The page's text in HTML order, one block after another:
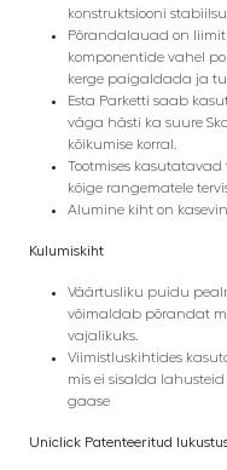
konstruktsiooni
Põrandalauad on
komponentide vahel
kerge paigaldada ja
Esta Parketti saab
väga hästi ka suure
kõikumise korral.
Tootmises
kõige rangematele
Alumine kiht on
Kulumiskiht
Väärtusliku puidu
võimaldab põrandat
vajalikuks.
Viimistluskihtides
mis ei sisalda
gaase
Uniclick Patenteeritud